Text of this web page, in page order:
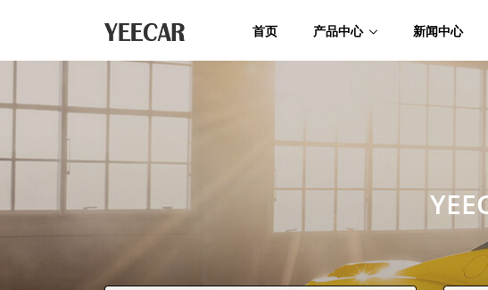
首页 产品中心 新闻中心